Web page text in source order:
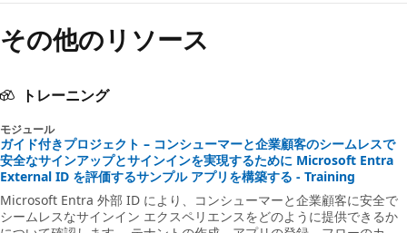
その他のリソース
トレーニング
モジュール
ガイド付きプロジェクト – コンシューマーと企業顧客のシームレスで
安全なサインアップとサインインを実現するために Microsoft Entra
External ID を評価するサンプル アプリを構築する - Training
Microsoft Entra 外部 ID により、コンシューマーと企業顧客に安全で
シームレスなサインイン エクスペリエンスをどのように提供できるか